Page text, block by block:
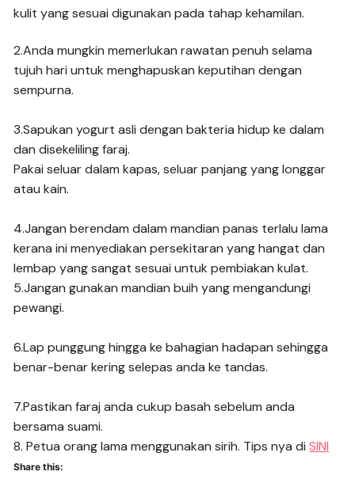
kulit yang sesuai digunakan pada tahap kehamilan.
2.Anda mungkin memerlukan rawatan penuh selama
tujuh hari untuk menghapuskan keputihan dengan
sempurna.
3.Sapukan yogurt asli dengan bakteria hidup ke dalam
dan disekeliling faraj.
Pakai seluar dalam kapas, seluar panjang yang longgar
atau kain.
4.Jangan berendam dalam mandian panas terlalu lama
kerana ini menyediakan persekitaran yang hangat dan
lembap yang sangat sesuai untuk pembiakan kulat.
5.Jangan gunakan mandian buih yang mengandungi
pewangi.
6.Lap punggung hingga ke bahagian hadapan sehingga
benar-benar kering selepas anda ke tandas.
7.Pastikan faraj anda cukup basah sebelum anda
bersama suami.
8. Petua orang lama menggunakan sirih. Tips nya diSINI
Share this: